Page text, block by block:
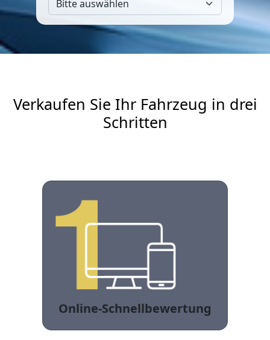
Verkaufen Sie Ihr Fahrzeug in drei
Schritten
Online-Schnellbewertung